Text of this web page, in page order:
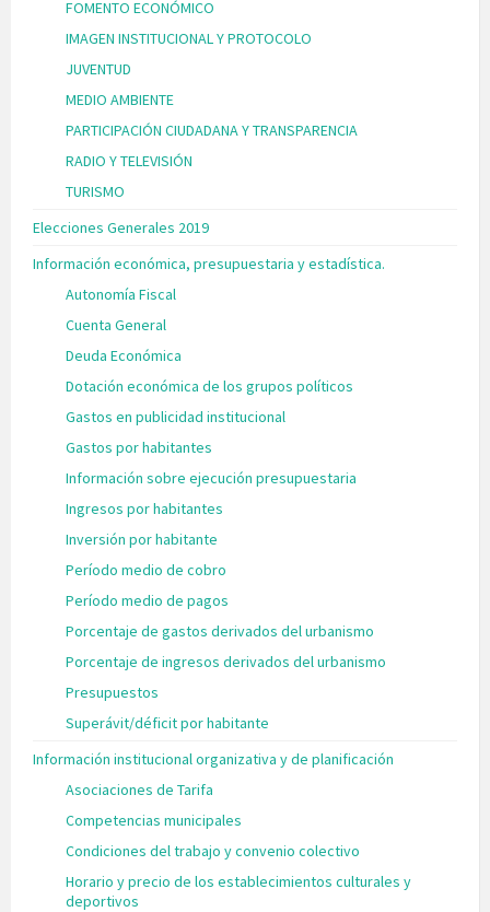
FOMENTO ECONÓMICO
IMAGEN INSTITUCIONAL Y PROTOCOLO
JUVENTUD
MEDIO AMBIENTE
PARTICIPACIÓN CIUDADANA Y TRANSPARENCIA
RADIO Y TELEVISIÓN
TURISMO
Elecciones Generales 2019
Información económica, presupuestaria y estadística.
Autonomía Fiscal
Cuenta General
Deuda Económica
Dotación económica de los grupos políticos
Gastos en publicidad institucional
Gastos por habitantes
Información sobre ejecución presupuestaria
Ingresos por habitantes
Inversión por habitante
Período medio de cobro
Período medio de pagos
Porcentaje de gastos derivados del urbanismo
Porcentaje de ingresos derivados del urbanismo
Presupuestos
Superávit/déficit por habitante
Información institucional organizativa y de planificación
Asociaciones de Tarifa
Competencias municipales
Condiciones del trabajo y convenio colectivo
Horario y precio de los establecimientos culturales y
deportivos